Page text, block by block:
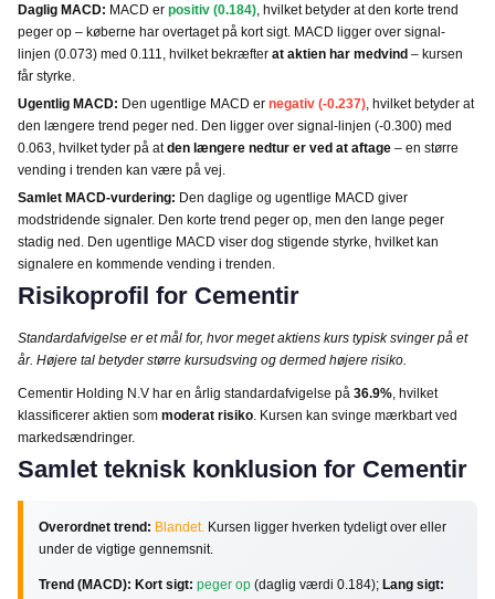
Daglig MACD: MACD er positiv (0.184) , hvilket betyder at den korte trend
peger op – køberne har overtaget på kort sigt. MACD ligger over signal-
linjen (0.073) med 0.111, hvilket bekræfter at aktien har medvind – kursen
får styrke.
Ugentlig MACD: Den ugentlige MACD er negativ (-0.237) , hvilket betyder at
den længere trend peger ned. Den ligger over signal-linjen (-0.300) med
0.063, hvilket tyder på atden længere nedtur er ved at aftage – en større
vending i trenden kan være på vej.
Samlet MACD-vurdering: Den daglige og ugentlige MACD giver
modstridende signaler. Den korte trend peger op, men den lange peger
stadig ned. Den ugentlige MACD viser dog stigende styrke, hvilket kan
signalere en kommende vending i trenden.
Risikoprofil for Cementir
Standardafvigelse er et mål for, hvor meget aktiens kurs typisk svinger på et
år. Højere tal betyder større kursudsving og dermed højere risiko.
Cementir Holding N.V har en årlig standardafvigelse på 36.9% , hvilket
klassificerer aktien som moderat risiko . Kursen kan svinge mærkbart ved
markedsændringer.
Samlet teknisk konklusion for Cementir
Overordnet trend: Blandet. Kursen ligger hverken tydeligt over eller
under de vigtige gennemsnit.
Trend (MACD): Kort sigt: peger op (daglig værdi 0.184); Lang sigt: